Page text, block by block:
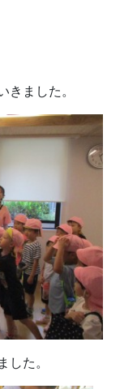
きました。
した。